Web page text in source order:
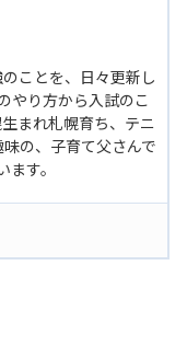
ことを、日々更新し
やり方から入試のこ
まれ札幌育ち、テニ
の、子育て父さんで
す。